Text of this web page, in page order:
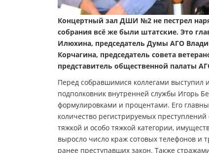
Концертный зал ДШИ №2 не пестрел
собрания всё же были штатские. Это
Илюхина, председатель Думы АГО
Корчагина, председатель совета
представитель общественной палаты
Перед собравшимися коллегами
подполковник внутренней службы Игорь
формулировками и процентами. Его
количество регистрируемых
тяжкой и особо тяжкой категории,
выросло число краж сотовых телефонов и
ранее преступавших закон. Также